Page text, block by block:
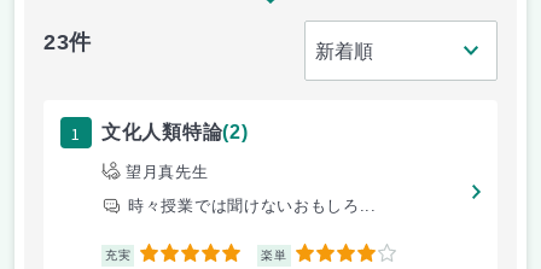
23件
1 文化人類特論(2)
望月真先生
時々授業では聞けないおもしろ...
充実 5 楽単 4